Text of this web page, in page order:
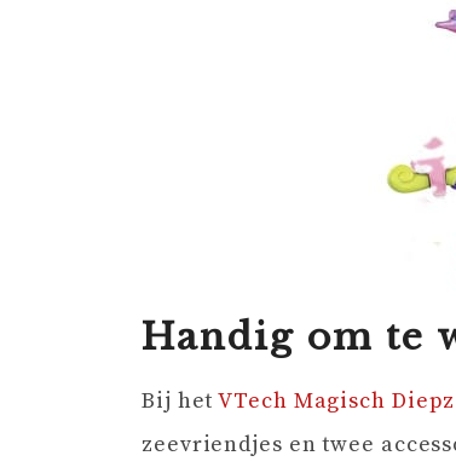
Handig om te
Bij hetVTech Magisch
zeevriendjes en twee